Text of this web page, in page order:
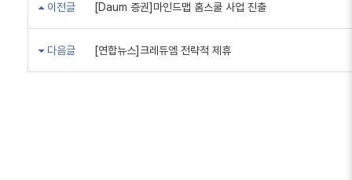
이전글 [Daum 증권]마인드맵 홈스쿨 사업 진출
다음글 [연합뉴스]크레듀엠 전략적 제휴